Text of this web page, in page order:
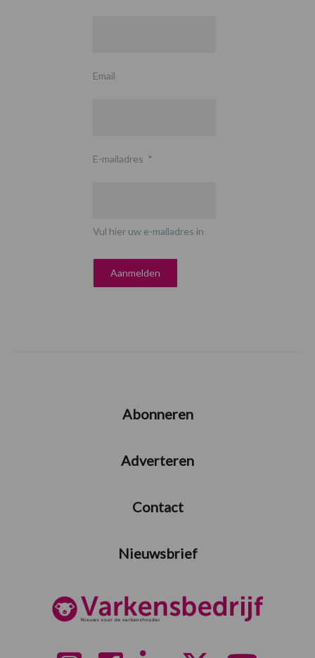
Email
E-mailadres *
Vul hier uw e-mailadres in
Abonneren
Adverteren
Contact
Nieuwsbrief